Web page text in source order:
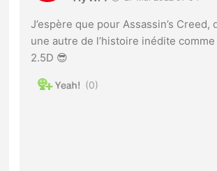
J’espère que pour Assassin’s Creed,
une autre de l’histoire inédite
2.5D 😎
0